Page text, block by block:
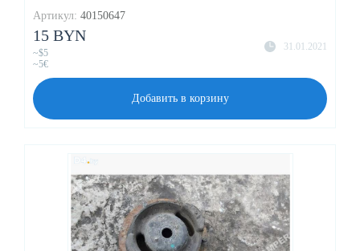
Артикул: 40150647
31.01.2021
15 BYN
~$5
~5€
Добавить в корзину